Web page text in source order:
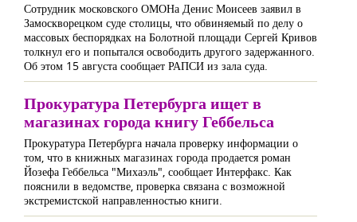
Сотрудник московского ОМОНа Денис Моисеев заявил в
Замоскворецком суде столицы, что обвиняемый по делу о
массовых беспорядках на Болотной площади Сергей Кривов
толкнул его и попытался освободить другого задержанного.
Об этом 15 августа сообщает РАПСИ из зала суда.
Прокуратура Петербурга ищет в
магазинах города книгу Геббельса
Прокуратура Петербурга начала проверку информации о
том, что в книжных магазинах города продается роман
Йозефа Геббельса "Михаэль", сообщает Интерфакс. Как
пояснили в ведомстве, проверка связана с возможной
экстремистской направленностью книги.